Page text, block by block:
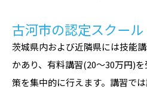
古河市の認定スクー
茨城県内および近隣県には技能
かあり、有料講習(20〜30万円)
策を集中的に行えます。講習で